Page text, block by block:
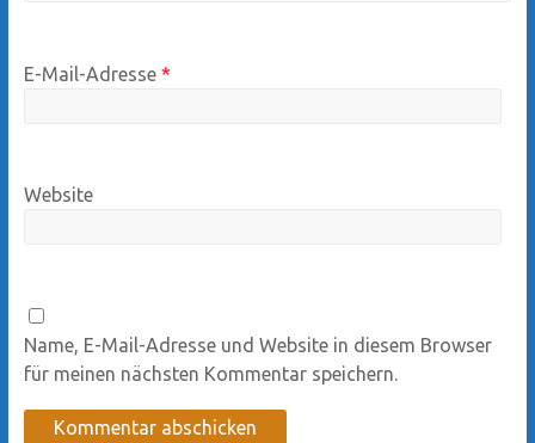
E-Mail-Adresse *
Website
Name, E-Mail-Adresse und Website in diesem Browser
für meinen nächsten Kommentar speichern.